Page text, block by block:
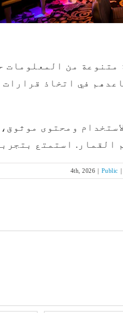
متنوعة من
في اتخاذ
ومحتوى
القمار. استمتع
Public